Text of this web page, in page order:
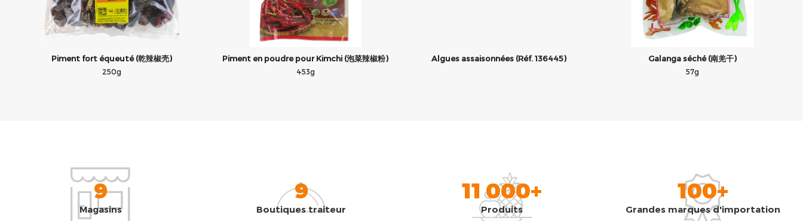
Piment fort équeuté (乾辣椒壳)
250g
Piment en poudre pour Kimchi (泡菜辣椒粉)
453g
Algues assaisonnées (Réf. 136445) Galanga séché (南羌干)
57g
9
Magasins
9
Boutiques traiteur
11 000+
Produits
100+
Grandes marques d'importation